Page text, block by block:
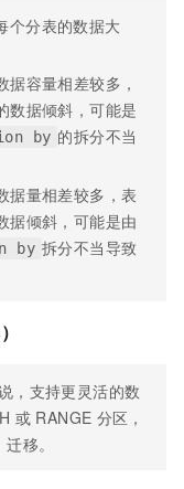
个分表的数据大
据容量相差较多，
数据倾斜，可能是
by 的拆分不当
据量相差较多，表
据倾斜，可能是由
by 拆分不当导致
）
，支持更灵活的数
或 RANGE 分区，
移。